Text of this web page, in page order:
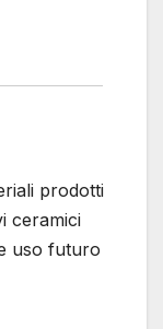
prodotti
ceramici
uso futuro